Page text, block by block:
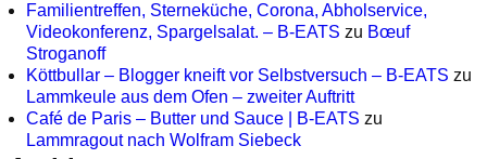
Familientreffen, Sterneküche, Corona, Abholservice,
Videokonferenz, Spargelsalat. – B-EATS zu Bœuf
Stroganoff
Köttbullar – Blogger kneift vor Selbstversuch – B-EATS zu
Lammkeule aus dem Ofen – zweiter Auftritt
Café de Paris – Butter und Sauce | B-EATS zu
Lammragout nach Wolfram Siebeck